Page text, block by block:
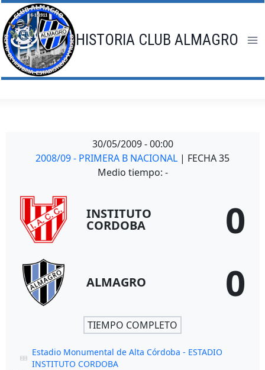
Saltar
al
contenido
HISTORIA CLUB ALMAGRO
30/05/2009 - 00:00
2008/09 - PRIMERA B NACIONAL | FECHA 35
Medio tiempo: -
INSTITUTO
CORDOBA 0
ALMAGRO 0
TIEMPO COMPLETO
Estadio Monumental de Alta Córdoba - ESTADIO
INSTITUTO CORDOBA